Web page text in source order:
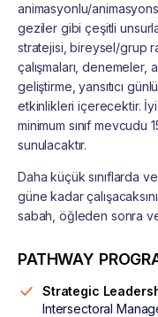
animasyonlu/
geziler gibi çeşitli
stratejisi, bireysel/grup
çalışmaları, denemeler,
geliştirme, yansıtıcı
etkinlikleri içerecektir.
minimum sınıf mevcudu
sunulacaktır.
Daha küçük sınıflarda
güne kadar
sabah, öğleden sonra
PATHWAY
Strategic
Intersectoral